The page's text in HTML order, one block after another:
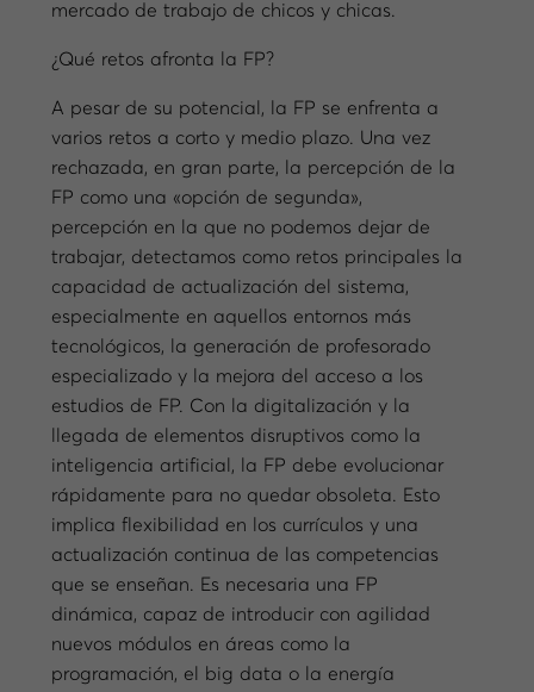
mercado de trabajo de chicos y chicas.
¿Qué retos afronta la FP?
A pesar de su potencial, la FP se enfrenta a
varios retos a corto y medio plazo. Una vez
rechazada, en gran parte, la percepción de la
FP como una «opción de segunda»,
percepción en la que no podemos dejar de
trabajar, detectamos como retos principales la
capacidad de actualización del sistema,
especialmente en aquellos entornos más
tecnológicos, la generación de profesorado
especializado y la mejora del acceso a los
estudios de FP. Con la digitalización y la
llegada de elementos disruptivos como la
inteligencia artificial, la FP debe evolucionar
rápidamente para no quedar obsoleta. Esto
implica flexibilidad en los currículos y una
actualización continua de las competencias
que se enseñan. Es necesaria una FP
dinámica, capaz de introducir con agilidad
nuevos módulos en áreas como la
programación, el big data o la energía